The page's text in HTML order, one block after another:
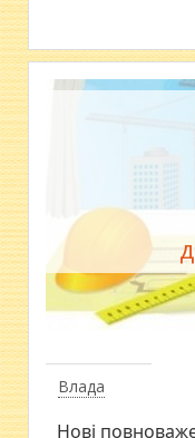
Влада
Н​ові